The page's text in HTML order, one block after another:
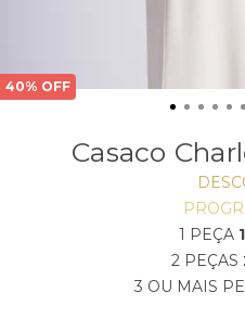
40% OFF
Casaco
1 PEÇA
2 PEÇAS
3 OU MAIS